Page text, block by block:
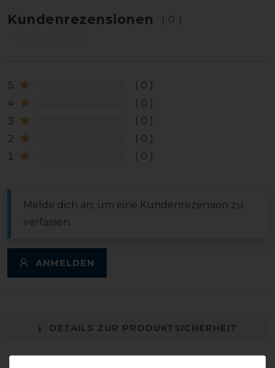
Kundenrezensionen (0)
5
0
4
0
3
0
2
0
1
0
Melde dich an, um eine Kundenrezension zu
verfassen.
ANMELDEN
DETAILS ZUR PRODUKTSICHERHEIT